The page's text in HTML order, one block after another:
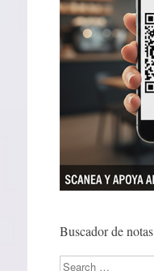
Buscador de notas
Search